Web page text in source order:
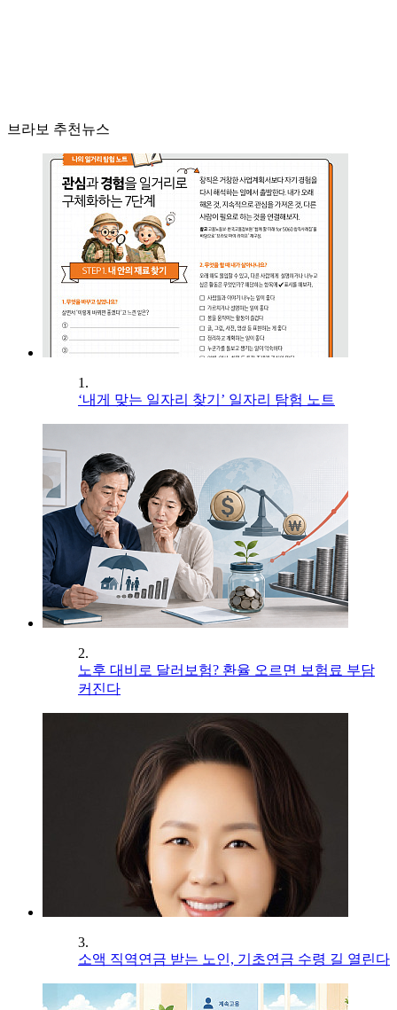
브라보 추천뉴스
1.
‘내게 맞는 일자리 찾기’ 일자리 탐험 노트
2.
노후 대비로 달러보험? 환율 오르면 보험료 부담
커진다
3.
소액 직역연금 받는 노인, 기초연금 수령 길 열린다